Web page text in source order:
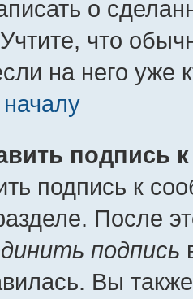
о
что
на него уже
подпись
подпись к
После
подпись
Вы